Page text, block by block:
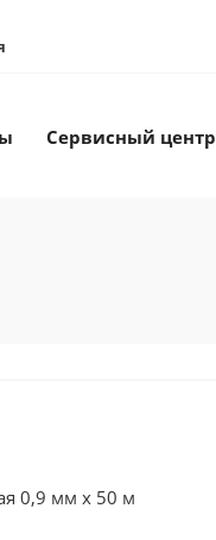
Сервисный центр
0,9 мм x 50 м